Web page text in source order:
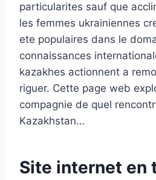
particularites sauf que
les femmes ukrainiennes
ete populaires dans le
connaissances
kazakhes actionnent a
riguer. Cette page web
compagnie de quel
Kazakhstan…
Site internet en